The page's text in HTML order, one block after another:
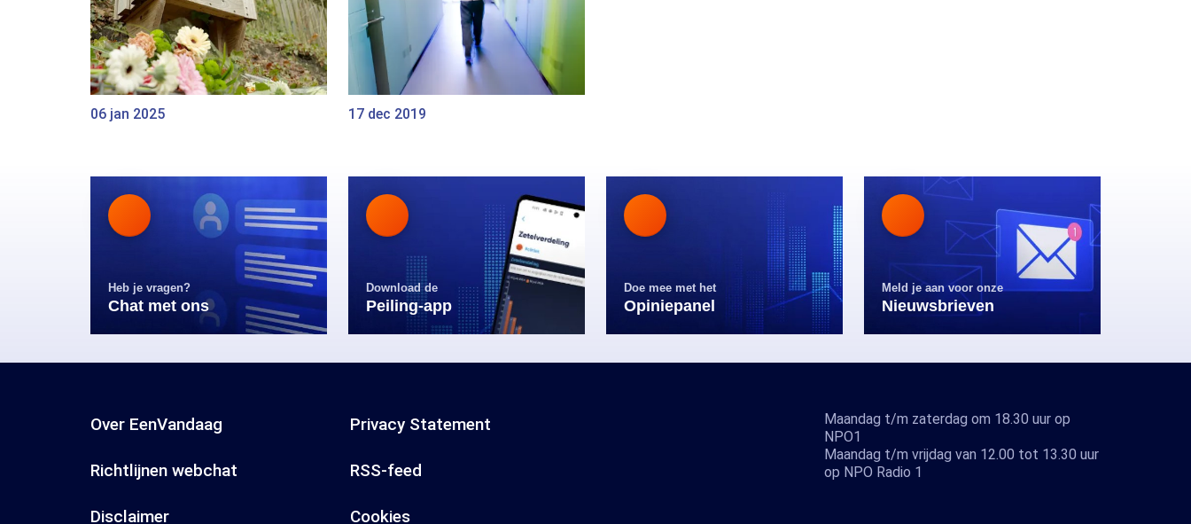
06 jan 2025 17 dec 2019
Heb je vragen?
Chat met ons
Download de
Peiling-app
Doe mee met het
Opiniepanel
Meld je aan voor onze
Nieuwsbrieven
Over EenVandaag Privacy Statement
Richtlijnen webchat RSS-feed
Disclaimer Cookies
Maandag t/m zaterdag om 18.30 uur op
NPO1
Maandag t/m vrijdag van 12.00 tot 13.30 uur
op NPO Radio 1